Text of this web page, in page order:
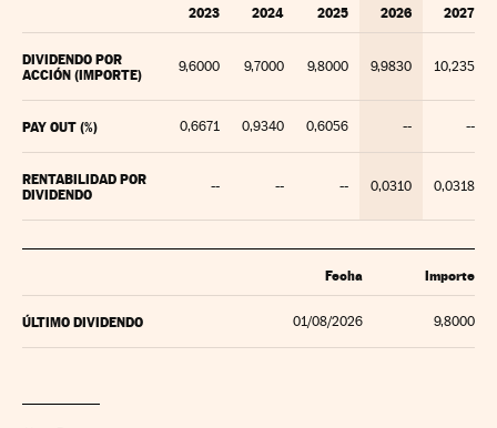
2023 2024 2025 2026 2027
DIVIDENDO POR
ACCIÓN (IMPORTE)
9,6000 9,7000 9,8000 9,9830 10,235
PAY OUT (%) 0,6671 0,9340 0,6056 -- --
RENTABILIDAD POR
DIVIDENDO
-- -- -- 0,0310 0,0318
Fecha Importe
ÚLTIMO DIVIDENDO 01/08/2026 9,8000